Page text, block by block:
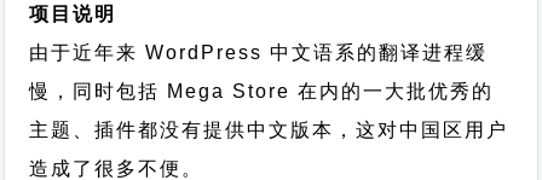
项目说明
由于近年来 WordPress 中文语系的翻译进程缓
慢，同时包括 Mega Store 在内的一大批优秀的
主题、插件都没有提供中文版本，这对中国区用户
造成了很多不便。